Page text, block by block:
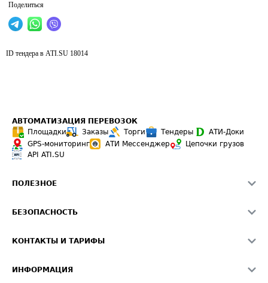
Поделиться
ID тендера в ATI.SU 18014
АВТОМАТИЗАЦИЯ ПЕРЕВОЗОК
Площадки
Заказы Торги Тендеры
АТИ-Доки
GPS-мониторинг
АТИ Мессенджер
Цепочки грузов
API ATI.SU
ПОЛЕЗНОЕ
Звезды ATI.SU на вашем сайте
Средние ставки
БЕЗОПАСНОСТЬ
Светофор+
КОНТАКТЫ И ТАРИФЫ
ИНФОРМАЦИЯ